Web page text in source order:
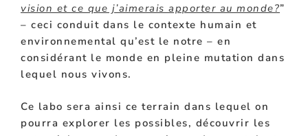
vision et ce que j’aimerais apporter au monde?”
– ceci conduit dans le contexte humain et
environnemental qu’est le notre – en
considérant le monde en pleine mutation dans
lequel nous vivons.
Ce labo sera ainsi ce terrain dans lequel on
pourra explorer les possibles, découvrir les